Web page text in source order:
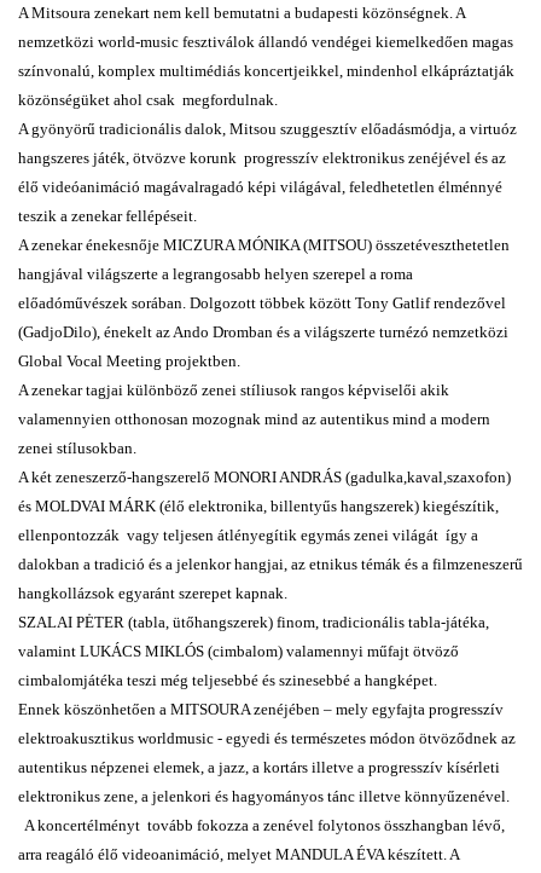
A Mitsoura zenekart nem kell bemutatni a budapesti közönségnek. A
nemzetközi world-music fesztiválok állandó vendégei kiemelkedően magas
színvonalú, komplex multimédiás koncertjeikkel, mindenhol elkápráztatják
közönségüket ahol csak megfordulnak.
A gyönyörű tradicionális dalok, Mitsou szuggesztív előadásmódja, a virtuóz
hangszeres játék, ötvözve korunk progresszív elektronikus zenéjével és az
élő videóanimáció magávalragadó képi világával, feledhetetlen élménnyé
teszik a zenekar fellépéseit.
A zenekar énekesnője MICZURA MÓNIKA (MITSOU) összetéveszthetetlen
hangjával világszerte a legrangosabb helyen szerepel a roma
előadóművészek sorában. Dolgozott többek között Tony Gatlif rendezővel
(GadjoDilo), énekelt az Ando Dromban és a világszerte turnézó nemzetközi
Global Vocal Meeting projektben.
A zenekar tagjai különböző zenei stíliusok rangos képviselői akik
valamennyien otthonosan mozognak mind az autentikus mind a modern
zenei stílusokban.
A két zeneszerző-hangszerelő MONORI ANDRÁS (gadulka,kaval,szaxofon)
és MOLDVAI MÁRK (élő elektronika, billentyűs hangszerek) kiegészítik,
ellenpontozzák vagy teljesen átlényegítik egymás zenei világát így a
dalokban a tradició és a jelenkor hangjai, az etnikus témák és a filmzeneszerű
hangkollázsok egyaránt szerepet kapnak.
SZALAI PĖTER (tabla, ütőhangszerek) finom, tradicionális tabla-játéka,
valamint LUKÁCS MIKLÓS (cimbalom) valamennyi műfajt ötvöző
cimbalomjátéka teszi még teljesebbé és szinesebbé a hangképet.
Ennek köszönhetően a MITSOURA zenéjében – mely egyfajta progresszív
elektroakusztikus worldmusic - egyedi és természetes módon ötvöződnek az
autentikus népzenei elemek, a jazz, a kortárs illetve a progresszív kísérleti
elektronikus zene, a jelenkori és hagyományos tánc illetve könnyűzenével.
A koncertélményt tovább fokozza a zenével folytonos összhangban lévő,
arra reagáló élő videoanimáció, melyet MANDULA ÉVA készített. A